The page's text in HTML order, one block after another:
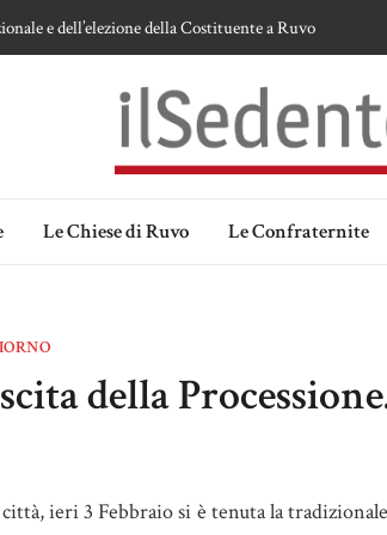
e dell’elezione della Costituente a Ruvo
Madonna delle Grazie di Ruvo di Puglia
Ipotesi e memorie.
Le Chiese di Ruvo Le Confraternite
della
ieri 3 Febbraio si è tenuta la